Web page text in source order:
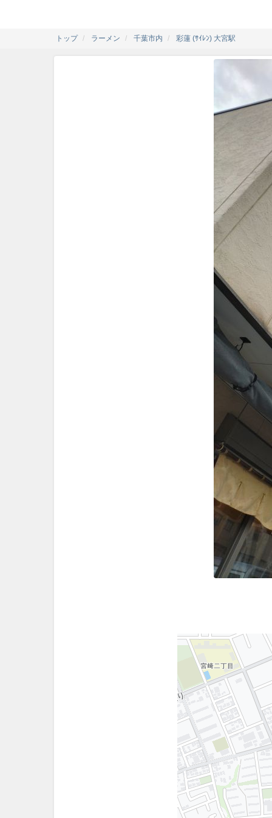
トップ ラーメン 千葉市内 彩蓮 (ｻｲﾚﾝ) 大宮駅